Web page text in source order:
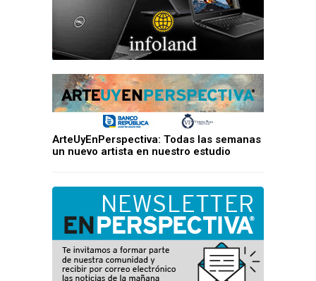
ArteUyEnPerspectiva: Todas las semanas
un nuevo artista en nuestro estudio